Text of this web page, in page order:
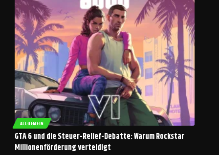
ALLGEMEIN
GTA 6 und die Steuer-Relief-Debatte: Warum Rockstar
Millionenförderung verteidigt